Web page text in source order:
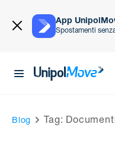
App
Spostamenti
UnipolMove
Blog Tag: